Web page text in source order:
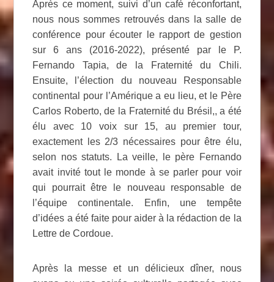
Après ce moment, suivi d’un café réconfortant,
nous nous sommes retrouvés dans la salle de
conférence pour écouter le rapport de gestion
sur 6 ans (2016-2022), présenté par le P.
Fernando Tapia, de la Fraternité du Chili.
Ensuite, l’élection du nouveau Responsable
continental pour l’Amérique a eu lieu, et le Père
Carlos Roberto, de la Fraternité du Brésil,, a été
élu avec 10 voix sur 15, au premier tour,
exactement les 2/3 nécessaires pour être élu,
selon nos statuts. La veille, le père Fernando
avait invité tout le monde à se parler pour voir
qui pourrait être le nouveau responsable de
l’équipe continentale. Enfin, une tempête
d’idées a été faite pour aider à la rédaction de la
Lettre de Cordoue.
Après la messe et un délicieux dîner, nous